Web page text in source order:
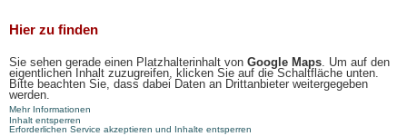
Hier zu finden
Sie sehen gerade einen Platzhalterinhalt von Google Maps . Um auf den
eigentlichen Inhalt zuzugreifen, klicken Sie auf die Schaltfläche unten.
Bitte beachten Sie, dass dabei Daten an Drittanbieter weitergegeben
werden.
Mehr Informationen
Inhalt entsperren
Erforderlichen Service akzeptieren und Inhalte entsperren